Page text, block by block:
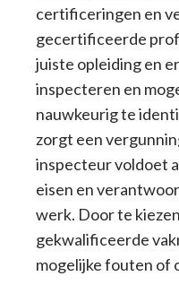
certificeringen en
gecertificeerde
juiste opleiding en
inspecteren en
nauwkeurig te
zorgt een
inspecteur voldoet
eisen en
werk. Door te
gekwalificeerde
mogelijke fouten of